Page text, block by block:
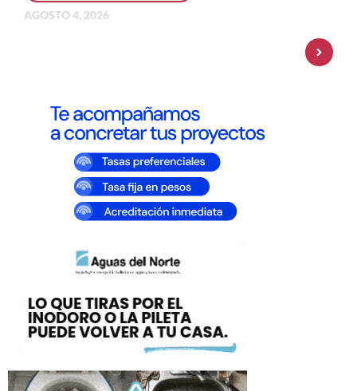
AGOSTO 4, 2026